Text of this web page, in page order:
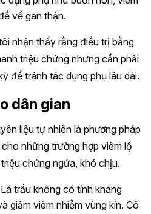
về gan thận.
nhận thấy rằng điều trị bằng
triệu chứng nhưng cần phải
để tránh tác dụng phụ lâu dài.
dân gian
liệu tự nhiên là phương pháp
những trường hợp viêm lộ
chứng ngứa, khó chịu.
Lá trầu không có tính kháng
giảm viêm nhiễm vùng kín. Cô